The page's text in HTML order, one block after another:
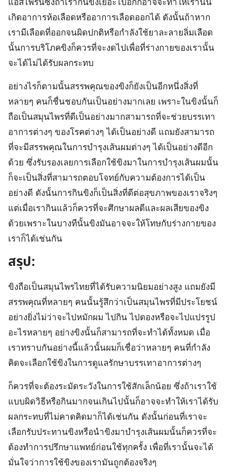
แอสไพรินซึ่งถ้าเรากินขิงเยอะไปอีกก็อาจจะทำให้เรานั้น
เกิดอาการห้อเลือดหรืออาการเลือดออกได้ ดังนั้นถ้าหาก
เรามีเลือดที่ออกจนผิดปกติหรือกำลังใช้ยาละลายลิ่มเลือด
นั้นการบริโภคขิงก็ควรที่จะงดไปเพื่อที่ร่างกายของเรานั้น
จะได้ไม่ได้รับผลกระทบ
อย่างไรก็ตามนั้นสรรพคุณของขิงก็ยังเป็นอีกหนึ่งสิ่งที่
หลายๆ คนก็ชื่นชอบกันเป็นอย่างมากเลย เพราะในขิงนั้นก็
ถือเป็นสมุนไพรที่ดีเป็นอย่างมากสามารถที่จะช่วยบรรเทา
อาการต่างๆ ของโรคต่างๆ ได้เป็นอย่างดี แถมยังสามารถ
ที่จะมีสรรพคุณในการบำรุงเส้นผมต่างๆ ได้เป็นอย่างดีอีก
ด้วย ซึ่งรับรองเลยการเลือกใช้ขิงมาในการบำรุงเส้นผมนั้น
ก็จะเป็นสิ่งที่สามารถตอบโจทย์กับความต้องการได้เป็น
อย่างดี ดังนั้นการกินขิงก็เป็นสิ่งที่ดีต่อสุขภาพของเราจริงๆ
แต่เมื่อเรากินแล้วก็ควรที่จะศึกษาผลดีและผลเสียของขิง
ด้วยเพราะในบางทีนั้นขิงมันอาจจะให้โทษกับร่างกายของ
เราก็ได้เช่นกัน
สรุป:
ขิงถือเป็นสมุนไพรไทยที่ได้รับความนิยมอย่างสูง แถมยังมี
สรรพคุณที่หลายๆ คนนั้นรู้สึกว่าเป็นสมุนไพรที่มีประโยชน์
อย่างยิ่งไม่ว่าจะไปหมักผม ไปกิน ไปดองหรือจะไปแปรรูป
อะไรหลายๆ อย่างขิงนั้นก็สามารถที่จะทำได้ทั้งหมด เมื่อ
เราทราบกันอย่างนี้แล้วนั้นผมก็เชื่อว่าหลายๆ คนที่กำลัง
คิดจะเลือกใช้ขิงในการดูแลรักษาบรรเทาอาการต่างๆ
ก็ควรที่จะต้องระมัดระวังในการใช้สักเล็กน้อย ซึ่งถ้าเราใช้
แบบผิดวิธีหรือกินมากจนเกินไปนั้นก็อาจจะทำให้เราได้รับ
ผลกระทบที่ไม่คาดคิดมาก็ได้เช่นกัน ดังนั้นก่อนที่เราจะ
เลือกรับประทานขิงหรือนำขิงมาบำรุงเส้นผมนั้นก็ควรที่จะ
ต้องทำการปรึกษาแพทย์ก่อนใช้ทุกครั้ง เพื่อที่เรานั้นจะได้
มั่นใจว่าการใช้ขิงของเรามันถูกต้องจริงๆ